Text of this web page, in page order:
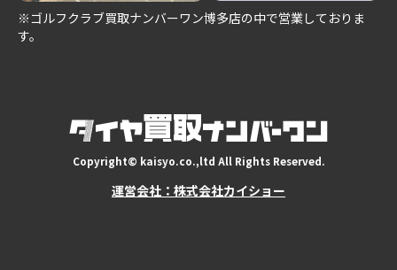
※ゴルフクラブ買取ナンバーワン博多店の中で営業しておりま
す。
Copyright© kaisyo.co.,ltd All Rights Reserved.
運営会社：株式会社カイショー